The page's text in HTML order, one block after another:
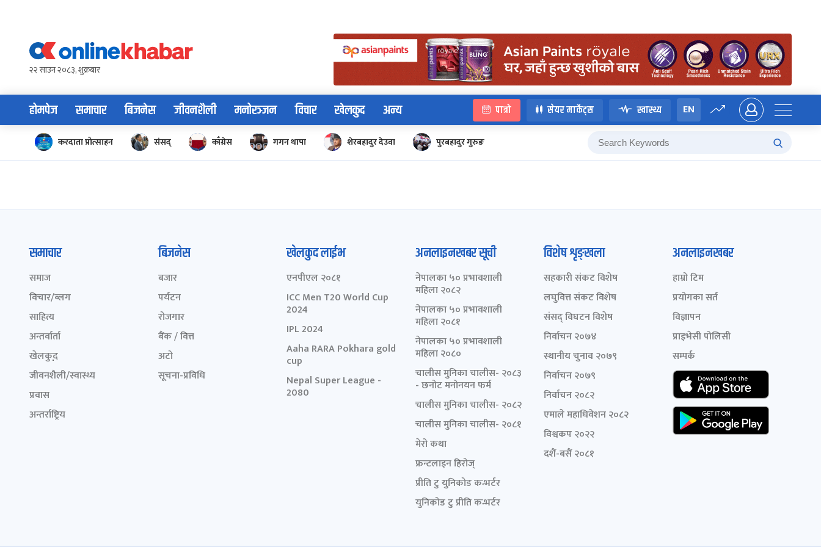
content२२ साउन २०८३, शुक्रबार
होमपेज समाचार बिजनेस जीवनशैली मनोरञ्जन विचार खेलकुद अन्य पात्रो सेयर मार्केट्स स्वास्थ्य EN
करदाता प्रोत्साहन संसद् काँग्रेस गगन थापा शेरबहादुर देउवा पुरबहादुर गुरुङ
समाचार
समाज
विचार/ब्लग
साहित्य
अन्तर्वार्ता
खेलकुद़़
जीवनशैली/स्वास्थ्य
प्रवास
अन्तर्राष्ट्रिय
बिजनेस
बजार
पर्यटन
रोजगार
बैंक / वित्त
अटो
सूचना-प्रविधि
खेलकुद लाईभ
एनपीएल २०८१
ICC Men T20 World Cup
2024
IPL 2024
Aaha RARA Pokhara gold
cup
Nepal Super League -
2080
अनलाइनखबर सूची
नेपालका ५० प्रभावशाली
महिला २०८२
नेपालका ५० प्रभावशाली
महिला २०८१
नेपालका ५० प्रभावशाली
महिला २०८०
चालीस मुनिका चालीस- २०८३
- छनोट मनोनयन फर्म
चालीस मुनिका चालीस- २०८२
चालीस मुनिका चालीस- २०८१
मेरो कथा
फ्रन्टलाइन हिरोज्
प्रीति टु युनिकोड कन्भर्टर
युनिकोड टु प्रीति कन्भर्टर
विशेष शृङ्खला
सहकारी संकट विशेष
लघुवित्त संकट विशेष
संसद् विघटन विशेष
निर्वाचन २०७४
स्थानीय चुनाव २०७९
निर्वाचन २०७९
निर्वाचन २०८२
एमाले महाधिवेशन २०८२
विश्वकप २०२२
दशैं-बसैं २०८१
अनलाइनखबर
हाम्रो टिम
प्रयोगका सर्त
विज्ञापन
प्राइभेसी पोलिसी
सम्पर्क